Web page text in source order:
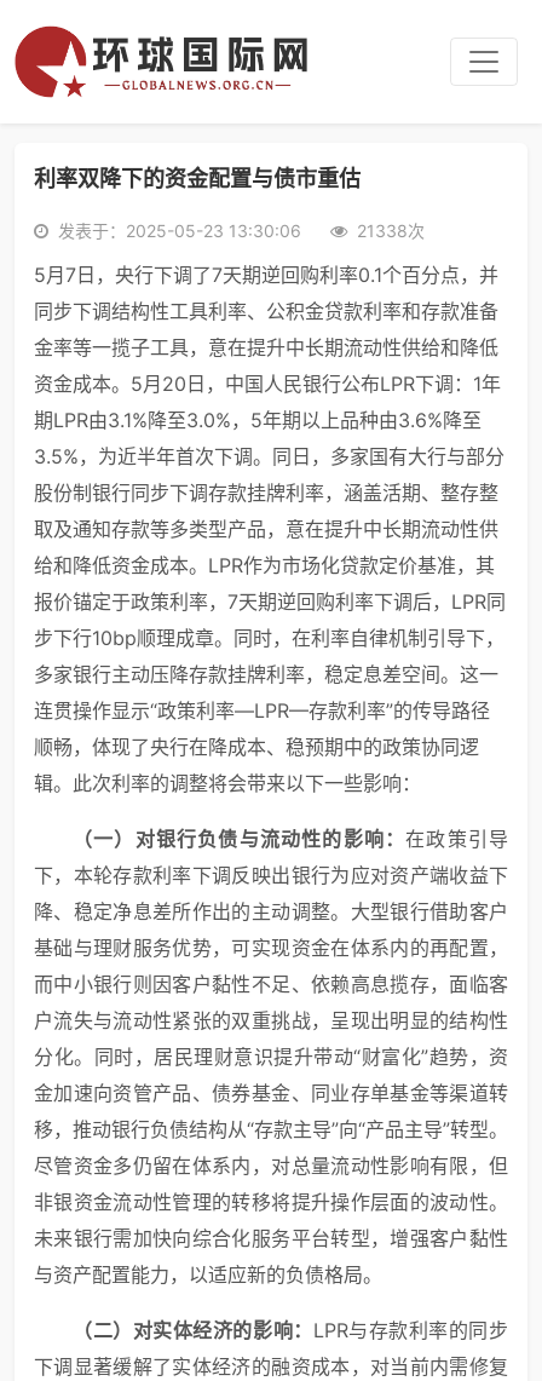
利率双降下的资金配置与债市重估
发表于：2025-05-23 13:30:06 21338次
5月7日，央行下调了7天期逆回购利率0.1个百分点，并
同步下调结构性工具利率、公积金贷款利率和存款准备
金率等一揽子工具，意在提升中长期流动性供给和降低
资金成本。5月20日，中国人民银行公布LPR下调：1年
期LPR由3.1%降至3.0%，5年期以上品种由3.6%降至
3.5%，为近半年首次下调。同日，多家国有大行与部分
股份制银行同步下调存款挂牌利率，涵盖活期、整存整
取及通知存款等多类型产品，意在提升中长期流动性供
给和降低资金成本。LPR作为市场化贷款定价基准，其
报价锚定于政策利率，7天期逆回购利率下调后，LPR同
步下行10bp顺理成章。同时，在利率自律机制引导下，
多家银行主动压降存款挂牌利率，稳定息差空间。这一
连贯操作显示“政策利率—LPR—存款利率”的传导路径
顺畅，体现了央行在降成本、稳预期中的政策协同逻
辑。此次利率的调整将会带来以下一些影响：
（一） 对银行负债与流动性的影响：在政策引导
下，本轮存款利率下调反映出银行为应对资产端收益下
降、稳定净息差所作出的主动调整。大型银行借助客户
基础与理财服务优势，可实现资金在体系内的再配置，
而中小银行则因客户黏性不足、依赖高息揽存，面临客
户流失与流动性紧张的双重挑战，呈现出明显的结构性
分化。同时，居民理财意识提升带动“财富化”趋势，资
金加速向资管产品、债券基金、同业存单基金等渠道转
移，推动银行负债结构从“存款主导”向“产品主导”转型。
尽管资金多仍留在体系内，对总量流动性影响有限，但
非银资金流动性管理的转移将提升操作层面的波动性。
未来银行需加快向综合化服务平台转型，增强客户黏性
与资产配置能力，以适应新的负债格局。
（二） 对实体经济的影响： LPR与存款利率的同步
下调显著缓解了实体经济的融资成本，对当前内需修复